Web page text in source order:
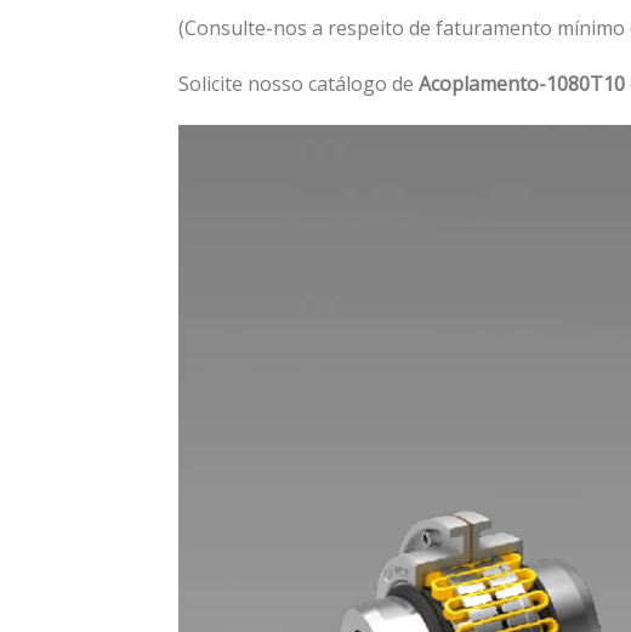
(Consulte-nos a respeito de faturamento
Solicite nosso catálogo de Acoplamento-